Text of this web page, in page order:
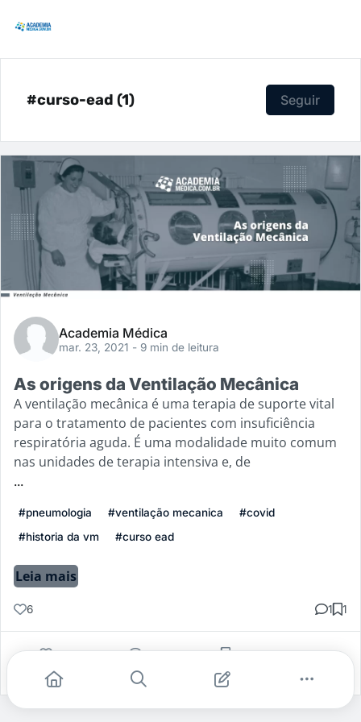
#curso-ead (1) Seguir
Academia Médica
mar. 23, 2021 - 9 min de leitura
As origens da Ventilação Mecânica
A ventilação mecânica é uma terapia de suporte vital
para o tratamento de pacientes com insuficiência
respiratória aguda. É uma modalidade muito comum
nas unidades de terapia intensiva e, de
...
#pneumologia #ventilação mecanica
#covid
#historia da vm
#curso ead
Leia mais
6 1 1
Gostei Comentar Salvar